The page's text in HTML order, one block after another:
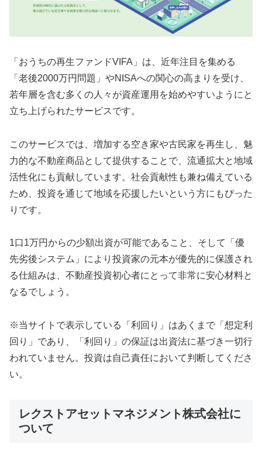
「おうちの再生ファンドVIFA」は、近年注目を集める
「老後2000万円問題」やNISAへの関心の高まりを受け、
若年層を含む多くの人々が資産運用を始めやすいようにと
立ち上げられたサービスです。
このサービスでは、増加する空き家や古民家を再生し、魅
力的な不動産商品として提供することで、流通拡大と地域
活性化にも貢献しています。社会貢献性も兼ね備えている
ため、投資を通じて地域を応援したいという方にもぴった
りです。
1口1万円からの少額出資が可能であること、そして「優
先劣後システム」により投資家の元本が優先的に保護され
る仕組みは、不動産投資初心者にとって非常に安心材料と
なるでしょう。
※当サイトで表示している「利回り」はあくまで「想定利
回り」であり、「利回り」の保証は出資法に基づき一切行
われていません。投資は自己責任において判断してくださ
い。
レクストアセットマネジメント株式会社に
ついて